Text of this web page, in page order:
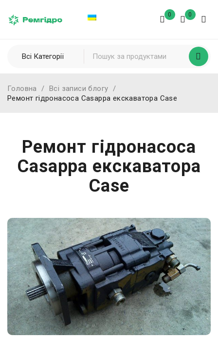
0 0
Головна / Всі записи блогу /
Ремонт гідронасоса Casappa екскаватора Case
Ремонт гідронасоса
Casappa екскаватора
Case